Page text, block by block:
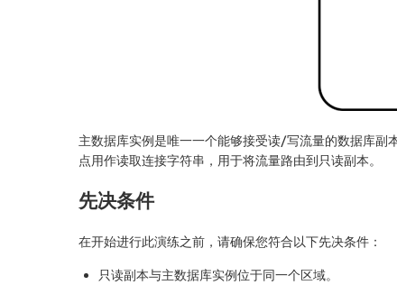
主数据库实例是唯一一个能够接受读/写流量的数据库副
点用作读取连接字符串，用于将流量路由到只读副本。
先决条件
在开始进行此演练之前，请确保您符合以下先决条件：
只读副本与主数据库实例位于同一个区域。